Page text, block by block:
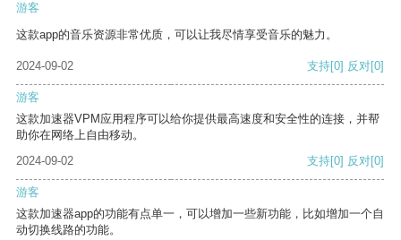
游客
这款app的音乐资源非常优质，可以让我尽情享受音乐的魅力。
2024-09-02 支持[0] 反对[0]
游客
这款加速器VPM应用程序可以给你提供最高速度和安全性的连接，并帮
助你在网络上自由移动。
2024-09-02
支持[0] 反对[0]
游客
这款加速器app的功能有点单一，可以增加一些新功能，比如增加一个自
动切换线路的功能。